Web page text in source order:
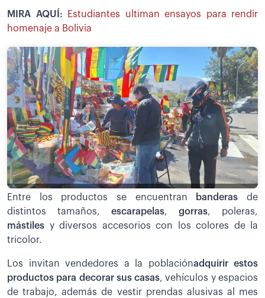
MIRA AQUÍ:
Estudiantes ultiman ensayos para rendir
homenaje a Bolivia
Entre los productos se encuentran banderasde
distintos tamaños, escarapelas, gorras, poleras,
mástiles y diversos accesorios con los colores de la
tricolor.
Los invitan vendedores a la poblaciónadquirir estos
productos para decorar sus casas, vehículos y espacios
de trabajo, además de vestir prendas alusivas al mes